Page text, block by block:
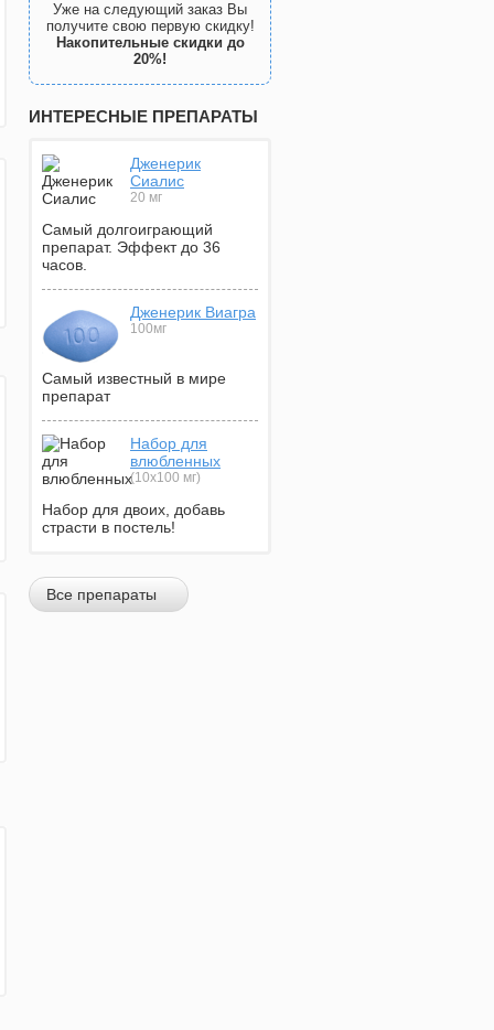
Уже на следующий заказ Вы
получите свою первую скидку!
Накопительные скидки до
20%!
ИНТЕРЕСНЫЕ ПРЕПАРАТЫ
Дженерик
Сиалис
20 мг
Самый долгоиграющий
препарат. Эффект до 36
часов.
Дженерик Виагра
100мг
Самый известный в мире
препарат
Набор для
влюбленных
(10х100 мг)
Набор для двоих, добавь
страсти в постель!
Все препараты